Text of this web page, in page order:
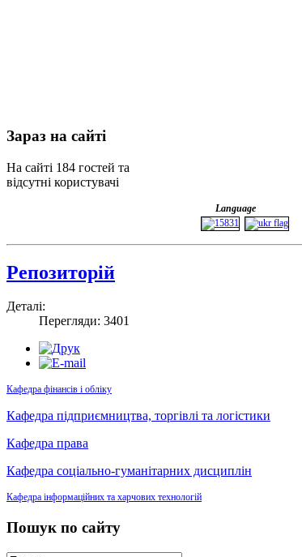
Зараз на сайті
На сайті 184 гостей та
відсутні користувачі
Language
Репозиторій
Деталі:
Перегляди: 3401
Кафедра фінансів і обліку
Кафедра підприємництва, торгівлі та логістики
Кафедра права
Кафедра соціально-гуманітарних дисциплін
Кафедра інформаційних та харчових технологій
Пошук по сайту